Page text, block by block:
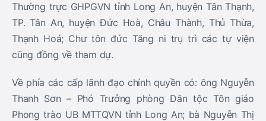
Thường trực GHPGVN tỉnh Long An, huyện Tân Thạnh,
TP. Tân An, huyện Đức Hoà, Châu Thành, Thủ Thừa,
Thạnh Hoá; Chư tôn đức Tăng ni trụ trì các tự viện
cũng đồng về tham dự.
Về phía các cấp lãnh đạo chính quyền có: ông Nguyễn
Thanh Sơn – Phó Trưởng phòng Dân tộc Tôn giáo
Phong trào UB MTTQVN tỉnh Long An; bà Nguyễn Thị